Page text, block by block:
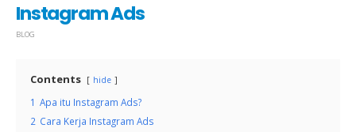
Instagram Ads
BLOG
Contents hide
1 Apa itu Instagram Ads?
2 Cara Kerja Instagram Ads